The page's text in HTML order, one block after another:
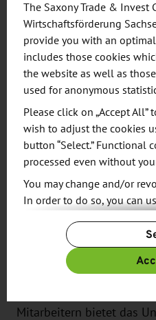
Wasserstoff ist aus
Bestandteil dessen und
Güterverkehr eine echte
Verbrennungsmotor.“
Gesamtgewicht handelt
Produkt, welches in
ausgeliefert werden
Kundenanforderung
Konfigurationen
und der Aufbauten zu
Seit ihrer Gründung im
GmbH als ein führender
Mitarbeitern bietet das
The Saxony Trade & Invest
Wirtschaftsförderung
provide you with an
includes those cookies
the website as well as
used for anonymous
Please click on „Accept
wish to adjust the cookies
button “Select.” Functional
processed even without
You may change and/or
In order to do so, you can
For more information,
Additional information can